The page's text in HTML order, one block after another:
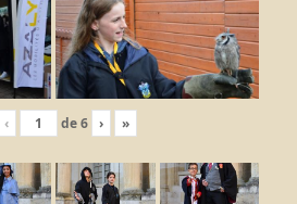
‹ de6 › »